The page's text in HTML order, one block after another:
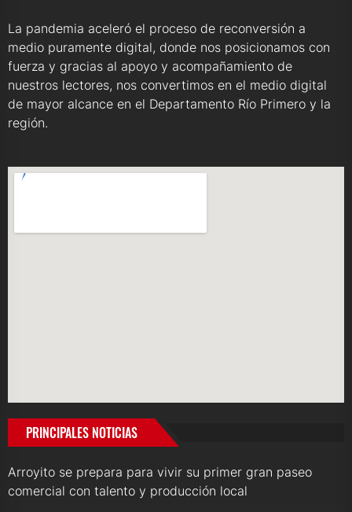
La pandemia aceleró el proceso de reconversión a
medio puramente digital, donde nos posicionamos con
fuerza y gracias al apoyo y acompañamiento de
nuestros lectores, nos convertimos en el medio digital
de mayor alcance en el Departamento Río Primero y la
región.
PRINCIPALES NOTICIAS
Arroyito se prepara para vivir su primer gran paseo
comercial con talento y producción local